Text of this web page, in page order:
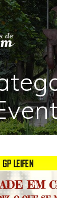
Skip
to